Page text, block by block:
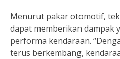
Menurut pakar otomotif,
dapat memberikan dampak
performa kendaraan.
terus berkembang,